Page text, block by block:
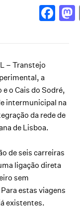
– Transtejo
a
o Cais do Sodré,
intermunicipal na
da rede de
de Lisboa.
de seis carreiras
ligação direta
sem
estas viagens
existentes.